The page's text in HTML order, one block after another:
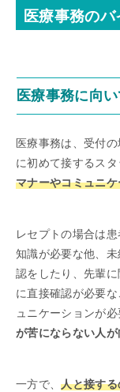
医療事務の
医療事務に向
医療事務は、受付
に初めて接するス
マナーやコミュニ
レセプトの場合は
知識が必要な他、
認をしたり、先輩
に直接確認が必要
ュニケーションが
が苦にならない人
一方で、人と接す